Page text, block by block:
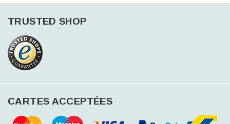
TRUSTED SHOP
CARTES ACCEPTÉES